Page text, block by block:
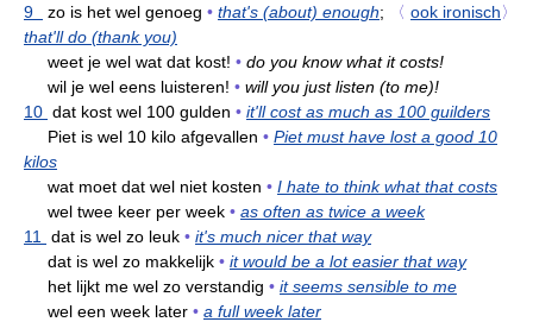
9
zo is het wel genoeg • that's (about) enough; 〈 ook ironisch〉
that'll do (thank you)
weet je wel wat dat kost! • do you know what it costs!
wil je wel eens luisteren! • will you just listen (to me)!
10 dat kost wel 100 gulden • it'll cost as much as 100 guilders
Piet is wel 10 kilo afgevallen • Piet must have lost a good 10
kilos
wat moet dat wel niet kosten • I hate to think what that costs
wel twee keer per week • as often as twice a week
11
dat is wel zo leuk • it's much nicer that way
dat is wel zo makkelijk • it would be a lot easier that way
het lijkt me wel zo verstandig • it seems sensible to me
wel een week later • a full week later